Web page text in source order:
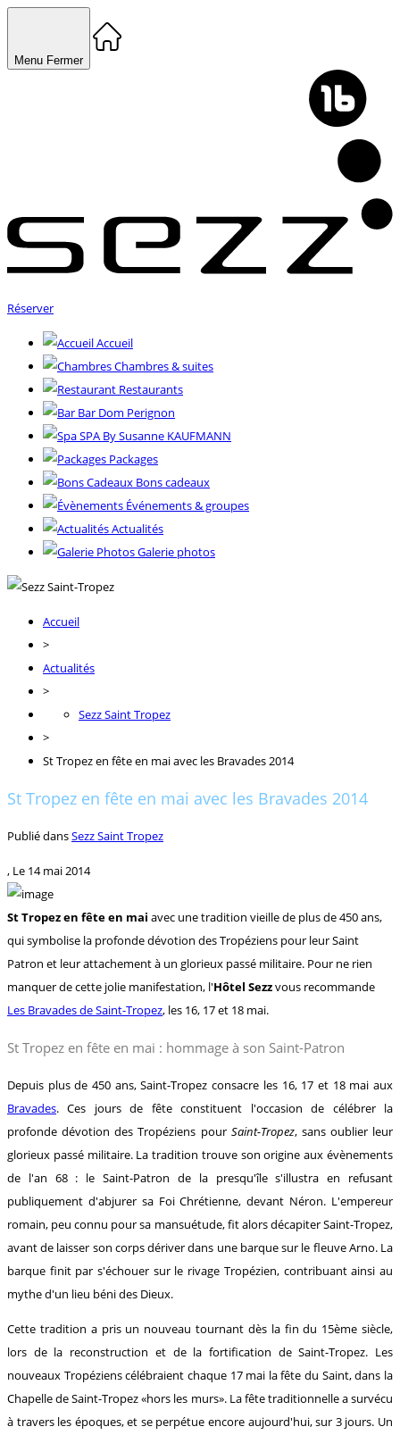
Menu Fermer
Réserver
Accueil
Chambres & suites
Restaurants
Bar Dom Perignon
SPA By Susanne KAUFMANN
Packages
Bons cadeaux
Événements & groupes
Actualités
Galerie photos
Accueil
>
Actualités
>
Sezz Saint Tropez
>
St Tropez en fête en mai avec les Bravades 2014
St Tropez en fête en mai avec les Bravades 2014
Publié dansSezz Saint Tropez
, Le 14 mai 2014
St Tropez en fête en mai avec une tradition vieille de plus de 450 ans,
qui symbolise la profonde dévotion des Tropéziens pour leur Saint
Patron et leur attachement à un glorieux passé militaire. Pour ne rien
manquer de cette jolie manifestation, l'Hôtel Sezzvous recommande
Les Bravades de Saint-Tropez, les 16, 17 et 18 mai.
St Tropez en fête en mai : hommage à son Saint-Patron
Depuis plus de 450 ans, Saint-Tropez consacre les 16, 17 et 18 mai aux
Bravades. Ces jours de fête constituent l'occasion de célébrer la
profonde dévotion des Tropéziens pour Saint-Tropez, sans oublier leur
glorieux passé militaire. La tradition trouve son origine aux évènements
de l'an 68 : le Saint-Patron de la presqu'île s'illustra en refusant
publiquement d'abjurer sa Foi Chrétienne, devant Néron. L'empereur
romain, peu connu pour sa mansuétude, fit alors décapiter Saint-Tropez,
avant de laisser son corps dériver dans une barque sur le fleuve Arno. La
barque finit par s'échouer sur le rivage Tropézien, contribuant ainsi au
mythe d'un lieu béni des Dieux.
Cette tradition a pris un nouveau tournant dès la fin du 15ème siècle,
lors de la reconstruction et de la fortification de Saint-Tropez. Les
nouveaux Tropéziens célébraient chaque 17 mai la fête du Saint, dans la
Chapelle de Saint-Tropez «hors les murs». La fête traditionnelle a survécu
à travers les époques, et se perpétue encore aujourd'hui, sur 3 jours. Un